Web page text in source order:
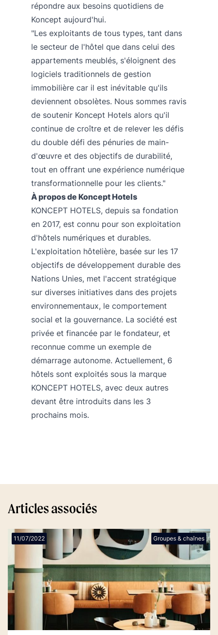
répondre aux besoins quotidiens de
Koncept aujourd'hui.
"Les exploitants de tous types, tant dans
le secteur de l'hôtel que dans celui des
appartements meublés, s'éloignent des
logiciels traditionnels de gestion
immobilière car il est inévitable qu'ils
deviennent obsolètes. Nous sommes ravis
de soutenir Koncept Hotels alors qu'il
continue de croître et de relever les défis
du double défi des pénuries de main-
d'œuvre et des objectifs de durabilité,
tout en offrant une expérience numérique
transformationnelle pour les clients."
À propos de Koncept Hotels
KONCEPT HOTELS, depuis sa fondation
en 2017, est connu pour son exploitation
d'hôtels numériques et durables.
L'exploitation hôtelière, basée sur les 17
objectifs de développement durable des
Nations Unies, met l'accent stratégique
sur diverses initiatives dans des projets
environnementaux, le comportement
social et la gouvernance. La société est
privée et financée par le fondateur, et
reconnue comme un exemple de
démarrage autonome. Actuellement, 6
hôtels sont exploités sous la marque
KONCEPT HOTELS, avec deux autres
devant être introduits dans les 3
prochains mois.
Articles associés
11/07/2022 Groupes & chaînes